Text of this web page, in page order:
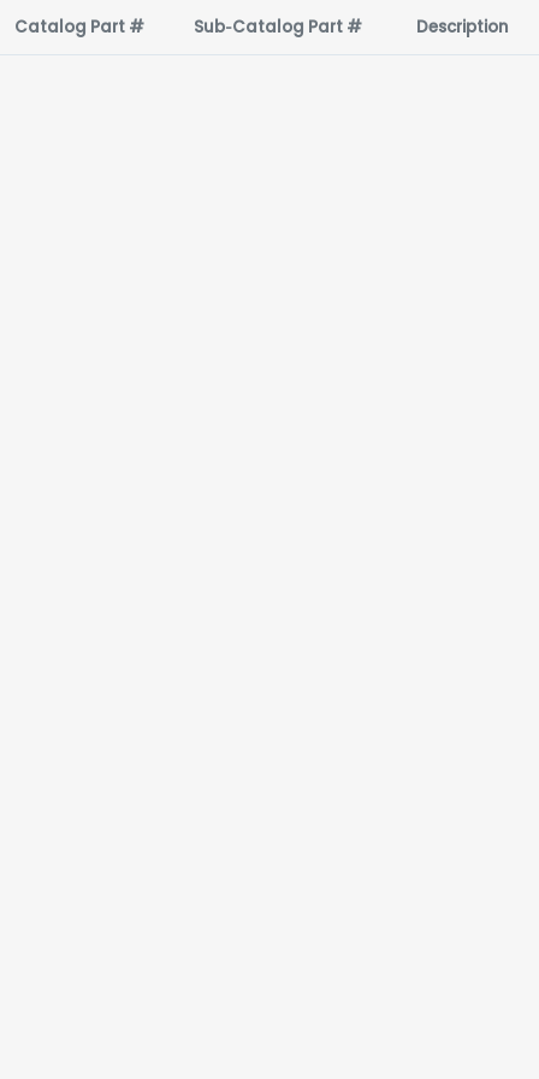
Catalog Part # Sub‑Catalog Part # Description